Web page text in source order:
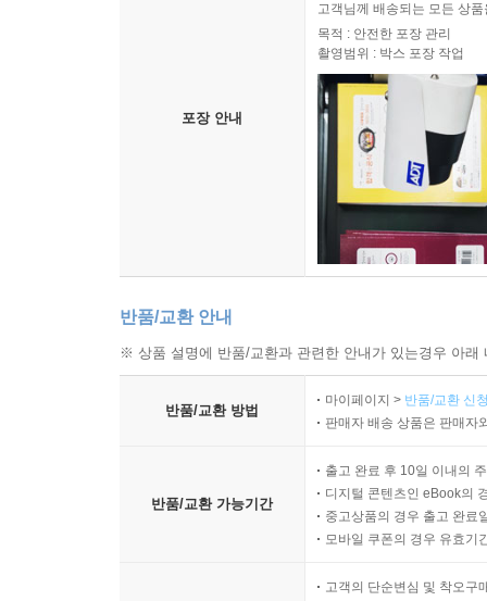
포장 안내
고객님께 배송되는 모든 상
목적 : 안전한 포장 관리
촬영범위 : 박스 포장 작업
반품/교환 안내
※ 상품 설명에 반품/교환과 관련한 안내가 있는경우 아
반품/교환 방법
마이페이지 > 반품/교환 신
판매자 배송 상품은 판매자
반품/교환 가능기간
출고 완료 후 10일 이내의
디지털 콘텐츠인 eBook의
중고상품의 경우 출고 완료
모바일 쿠폰의 경우 유효기
고객의 단순변심 및 착오구